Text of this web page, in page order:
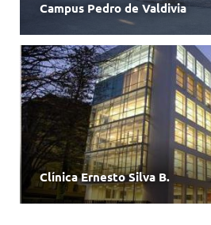
Campus Pedro de Valdivia
Clínica Ernesto Silva B.